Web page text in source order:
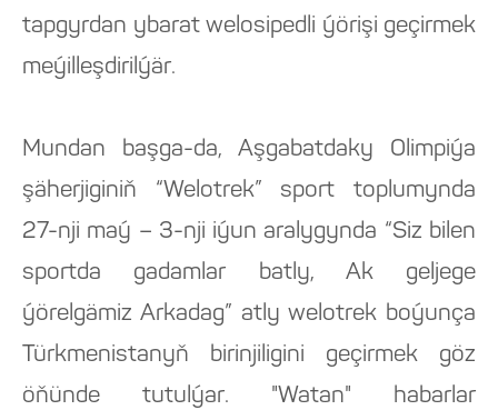
tapgyrdan ybarat welosipedli ýörişi geçirmek
meýilleşdirilýär.
Mundan başga-da, Aşgabatdaky Olimpiýa
şäherjiginiň “Welotrek” sport toplumynda
27-nji maý – 3-nji iýun aralygynda “Siz bilen
sportda gadamlar batly, Ak geljege
ýörelgämiz Arkadag” atly welotrek boýunça
Türkmenistanyň birinjiligini geçirmek göz
öňünde tutulýar. "Watan" habarlar